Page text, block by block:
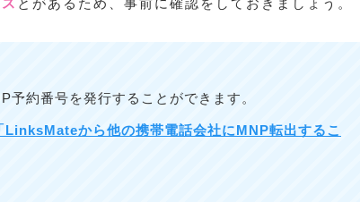
とがあるため、事前に確認をしておきましょう。
予約番号を発行することができます。
LinksMateから他の携帯電話会社にMNP転出するこ